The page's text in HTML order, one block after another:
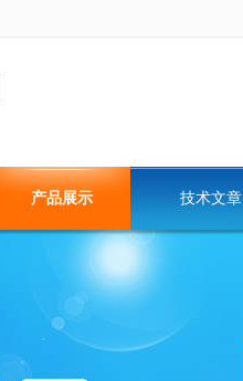
产品展示 技术文章